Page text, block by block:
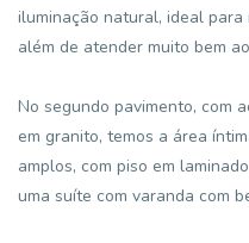
iluminação natural, ideal
além de atender muito bem
No segundo pavimento, com
em granito, temos a área
amplos, com piso em
uma suíte com varanda com